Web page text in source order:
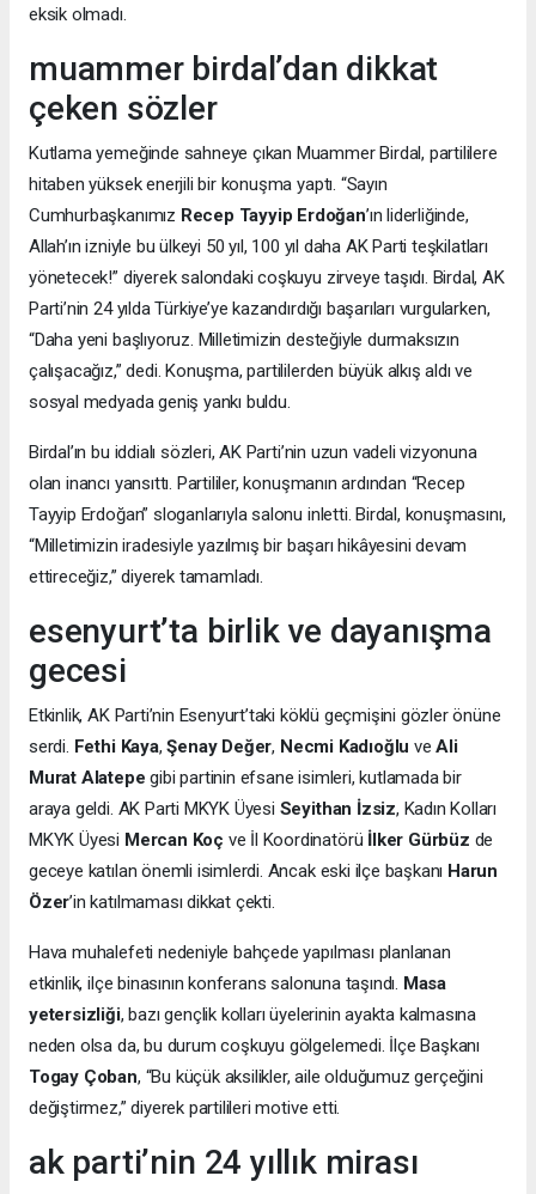
eksik olmadı.
muammer birdal’dan dikkat
çeken sözler
Kutlama yemeğinde sahneye çıkan Muammer Birdal, partililere
hitaben yüksek enerjili bir konuşma yaptı. “Sayın
Cumhurbaşkanımız Recep Tayyip Erdoğan’ın liderliğinde,
Allah’ın izniyle bu ülkeyi 50 yıl, 100 yıl daha AK Parti teşkilatları
yönetecek!” diyerek salondaki coşkuyu zirveye taşıdı. Birdal, AK
Parti’nin 24 yılda Türkiye’ye kazandırdığı başarıları vurgularken,
“Daha yeni başlıyoruz. Milletimizin desteğiyle durmaksızın
çalışacağız,” dedi. Konuşma, partililerden büyük alkış aldı ve
sosyal medyada geniş yankı buldu.
Birdal’ın bu iddialı sözleri, AK Parti’nin uzun vadeli vizyonuna
olan inancı yansıttı. Partililer, konuşmanın ardından “Recep
Tayyip Erdoğan” sloganlarıyla salonu inletti. Birdal, konuşmasını,
“Milletimizin iradesiyle yazılmış bir başarı hikâyesini devam
ettireceğiz,” diyerek tamamladı.
esenyurt’ta birlik ve dayanışma
gecesi
Etkinlik, AK Parti’nin Esenyurt’taki köklü geçmişini gözler önüne
serdi. Fethi Kaya,Şenay Değer, Necmi Kadıoğlu veAli
Murat Alatepe gibi partinin efsane isimleri, kutlamada bir
araya geldi. AK Parti MKYK Üyesi Seyithan İzsiz, Kadın Kolları
MKYK Üyesi Mercan Koç ve İl Koordinatörü İlker Gürbüz de
geceye katılan önemli isimlerdi. Ancak eski ilçe başkanı Harun
Özer’in katılmaması dikkat çekti.
Hava muhalefeti nedeniyle bahçede yapılması planlanan
etkinlik, ilçe binasının konferans salonuna taşındı. Masa
yetersizliği, bazı gençlik kolları üyelerinin ayakta kalmasına
neden olsa da, bu durum coşkuyu gölgelemedi. İlçe Başkanı
Togay Çoban, “Bu küçük aksilikler, aile olduğumuz gerçeğini
değiştirmez,” diyerek partilileri motive etti.
ak parti’nin 24 yıllık mirası